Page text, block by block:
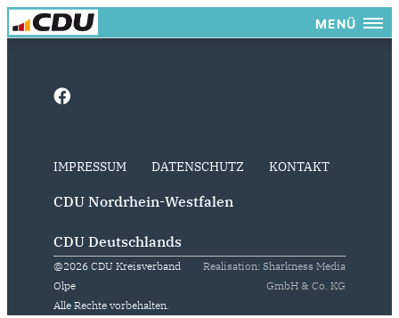
MENÜ
IMPRESSUM DATENSCHUTZ KONTAKT
CDU Nordrhein-Westfalen
CDU Deutschlands
@2026 CDU Kreisverband
Olpe
Alle Rechte vorbehalten.
Realisation: Sharkness Media
GmbH & Co. KG